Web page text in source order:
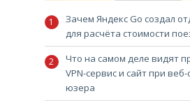
Зачем Яндекс Go создал
для расчёта стоимости
Что на самом деле видят
VPN-сервис и сайт при
юзера